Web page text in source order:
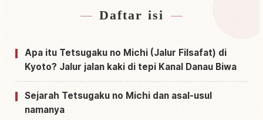
Cari penginapan dekat Philosopher’s Path,
Cari aktivitas di Philosopher’s Path, Kyoto↗
Daftar isi
Apa itu Tetsugaku no Michi (Jalur Filsafat) di
Kyoto? Jalur jalan kaki di tepi Kanal Danau Biwa
Sejarah Tetsugaku no Michi dan asal-usul
namanya